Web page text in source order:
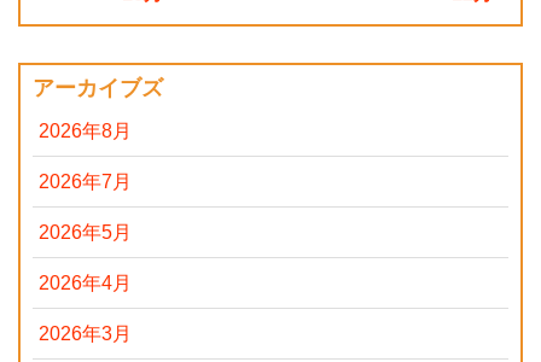
アーカイブズ
2026年8月
2026年7月
2026年5月
2026年4月
2026年3月